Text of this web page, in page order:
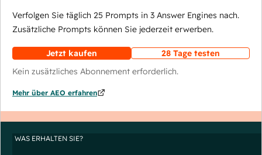
Verfolgen Sie täglich 25 Prompts in 3 Answer Engines nach.
Zusätzliche Prompts können Sie jederzeit erwerben.
Jetzt kaufen
28 Tage testen
Kein zusätzliches Abonnement erforderlich.
Mehr über AEO erfahren
WAS ERHALTEN SIE?